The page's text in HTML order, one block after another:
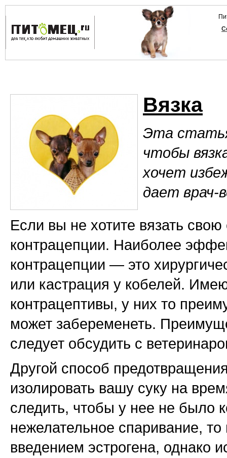
Вязка
Эта
чтобы
хочет
дает врач-
Если вы не хотите вязать
контрацепции. Наиболее
контрацепции — это
или кастрация у кобелей.
контрацептивы, у них то
может забеременеть.
следует обсудить с
Другой способ
изолировать вашу суку на
следить, чтобы у нее не было
нежелательное спаривание,
введением эстрогена, однако